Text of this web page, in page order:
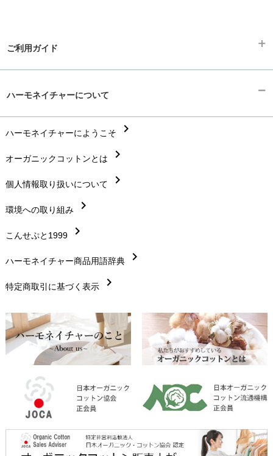
ご利用ガイド
配送と送料chevron_right
在庫状況と発送予定chevron_right
サイズ・寸法chevron_right
生地・素材chevron_right
お手入れについて chevron_right
レビューを書こうchevron_right
返品交換chevron_right
FAXでのご注文 chevron_right
お問い合わせchevron_right
ハーモネイチャーについて
ハーモネイチャーにようこそ chevron_right
オーガニックコットンとは chevron_right
個人情報取り扱いについて chevron_right
環境への取り組み chevron_right
こんせぷと1999 chevron_right
ハーモネイチャー商品用語辞典 chevron_right
特定商取引に基づく表示 chevron_right